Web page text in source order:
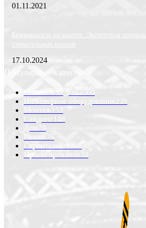
01.11.2021
Безопасность на высоте: Экспертиза
строительных кранов
17.10.2024
Популярные категории
Ремонт и отделка 560
Инженерное оборудование 239
Монтаж
153
Сайдинг
148
79
Разное
76
Строительство
61
Проектирование